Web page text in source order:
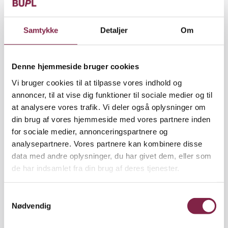
Samtykke Detaljer Om
Denne hjemmeside bruger cookies
Vi bruger cookies til at tilpasse vores indhold og
annoncer, til at vise dig funktioner til sociale medier og til
at analysere vores trafik. Vi deler også oplysninger om
din brug af vores hjemmeside med vores partnere inden
for sociale medier, annonceringspartnere og
analysepartnere. Vores partnere kan kombinere disse
data med andre oplysninger, du har givet dem, eller som
de har indsamlet fra din brug af deres tjenester.
Nødvendig
Den26. januar
- behandles af bestyrelsen den
2. februar
27. april
Den10. august- behandles af bestyrelsen den
17. august
Den26. oktober - behandles af bestyrelsen
den 2. november
Har du brug for hjælp?
Yderligere oplysninger om Rådighedsfonden kan
BUPL.